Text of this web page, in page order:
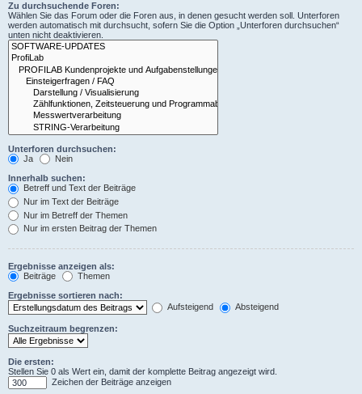
Zu durchsuchende Foren:
Wählen Sie das Forum oder die Foren aus, in denen gesucht werden soll. Unterforen
werden automatisch mit durchsucht, sofern Sie die Option „Unterforen durchsuchen“
unten nicht deaktivieren.
Unterforen durchsuchen:
Ja
Nein
Innerhalb suchen:
Betreff und Text der Beiträge
Nur im Text der Beiträge
Nur im Betreff der Themen
Nur im ersten Beitrag der Themen
Ergebnisse anzeigen als:
Beiträge
Themen
Ergebnisse sortieren nach:
Aufsteigend
Absteigend
Suchzeitraum begrenzen:
Die ersten:
Stellen Sie 0 als Wert ein, damit der komplette Beitrag angezeigt wird.
Zeichen der Beiträge anzeigen